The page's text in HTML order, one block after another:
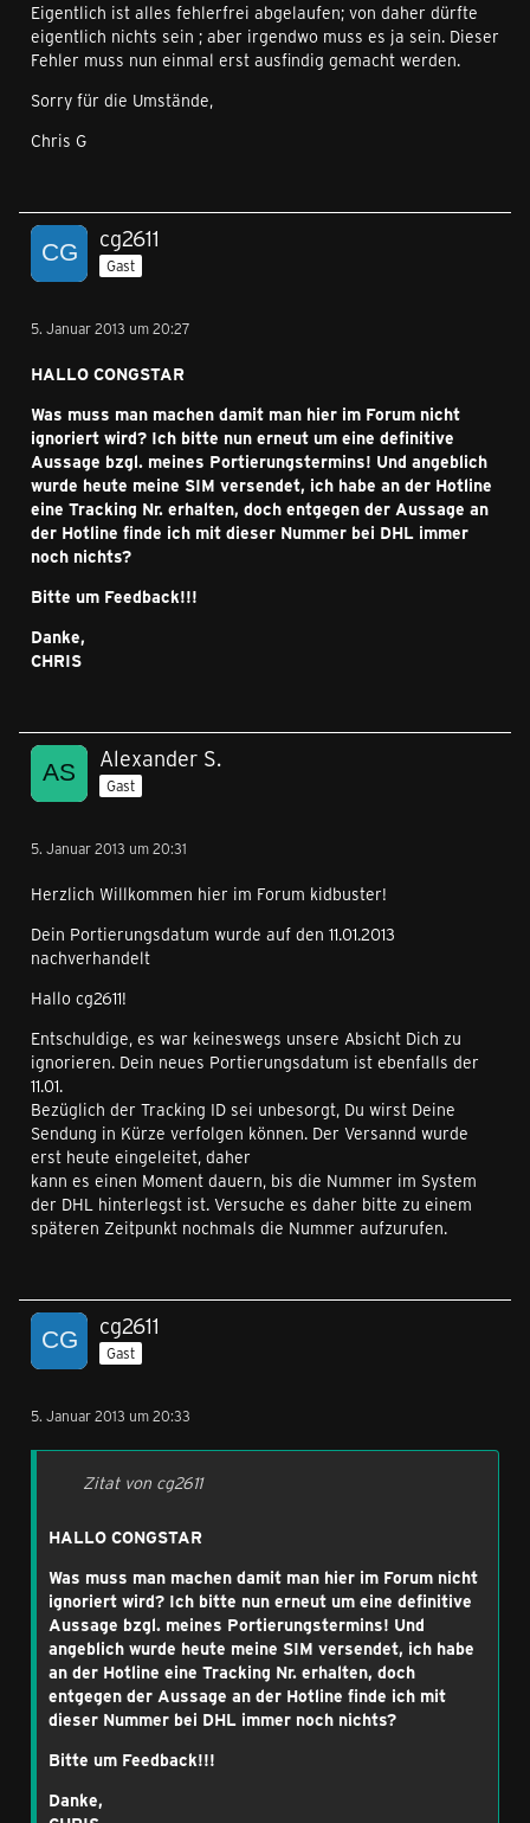
Eigentlich ist alles fehlerfrei abgelaufen; von daher dürfte
eigentlich nichts sein ; aber irgendwo muss es ja sein. Dieser
Fehler muss nun einmal erst ausfindig gemacht werden.
Sorry für die Umstände,
Chris G
cg2611
Gast
5. Januar 2013 um 20:27
HALLO CONGSTAR
Was muss man machen damit man hier im Forum nicht
ignoriert wird? Ich bitte nun erneut um eine definitive
Aussage bzgl. meines Portierungstermins! Und angeblich
wurde heute meine SIM versendet, ich habe an der Hotline
eine Tracking Nr. erhalten, doch entgegen der Aussage an
der Hotline finde ich mit dieser Nummer bei DHL immer
noch nichts?
Bitte um Feedback!!!
Danke,
CHRIS
Alexander S.
Gast
5. Januar 2013 um 20:31
Herzlich Willkommen hier im Forum kidbuster!
Dein Portierungsdatum wurde auf den 11.01.2013
nachverhandelt
Hallo cg2611!
Entschuldige, es war keineswegs unsere Absicht Dich zu
ignorieren. Dein neues Portierungsdatum ist ebenfalls der
11.01.
Bezüglich der Tracking ID sei unbesorgt, Du wirst Deine
Sendung in Kürze verfolgen können. Der Versannd wurde
erst heute eingeleitet, daher
kann es einen Moment dauern, bis die Nummer im System
der DHL hinterlegst ist. Versuche es daher bitte zu einem
späteren Zeitpunkt nochmals die Nummer aufzurufen.
cg2611
Gast
5. Januar 2013 um 20:33
Zitat von cg2611
HALLO CONGSTAR
Was muss man machen damit man hier im Forum nicht
ignoriert wird? Ich bitte nun erneut um eine definitive
Aussage bzgl. meines Portierungstermins! Und
angeblich wurde heute meine SIM versendet, ich habe
an der Hotline eine Tracking Nr. erhalten, doch
entgegen der Aussage an der Hotline finde ich mit
dieser Nummer bei DHL immer noch nichts?
Bitte um Feedback!!!
Danke,